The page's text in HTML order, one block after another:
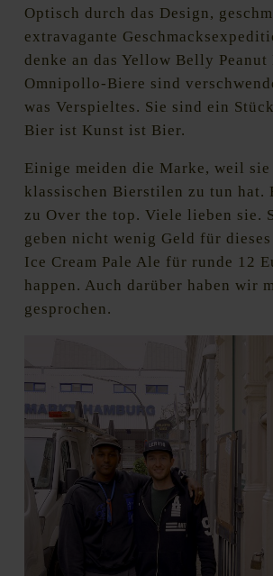
Optisch durch das Design,
extravagante
denke an das Yellow Belly
Omnipollo-Biere sind
was Verspieltes. Sie sind ein
Bier ist Kunst ist Bier.
Einige meiden die Marke, weil
klassischen Bierstilen zu tun hat.
zu Over the top. Viele lieben sie.
geben nicht wenig Geld für
Ice Cream Pale Ale für runde 12
happen. Auch darüber haben wir
gesprochen.